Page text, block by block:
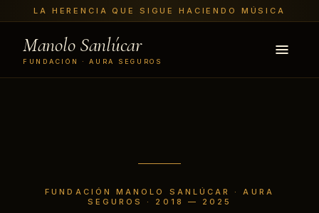
LA HERENCIA QUE SIGUE HACIENDO MÚSICA
Manolo Sanlúcar
FUNDACIÓN · AURA SEGUROS
FUNDACIÓN MANOLO SANLÚCAR · AURA
SEGUROS · 2018 — 2025